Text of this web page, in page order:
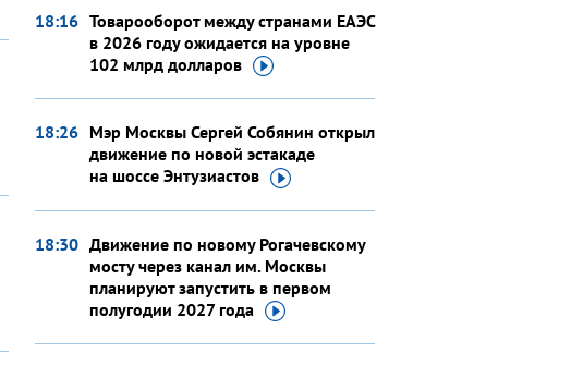
18:16 Товарооборот между странами ЕАЭС
в 2026 году ожидается на уровне
102 млрд долларов
18:26 Мэр Москвы Сергей Собянин открыл
движение по новой эстакаде
на шоссе Энтузиастов
18:30 Движение по новому Рогачевскому
мосту через канал им. Москвы
планируют запустить в первом
полугодии 2027года